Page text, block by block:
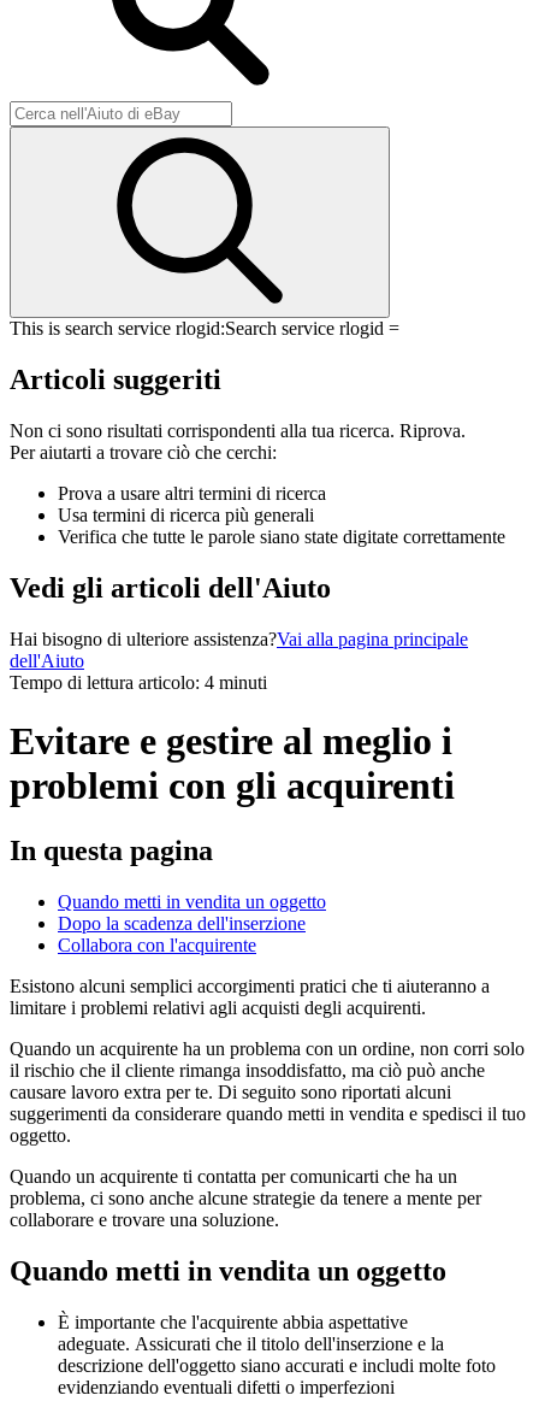
This is search service rlogid:Search service rlogid =
Articoli suggeriti
Non ci sono risultati corrispondenti alla tua ricerca. Riprova.
Per aiutarti a trovare ciò che cerchi:
Prova a usare altri termini di ricerca
Usa termini di ricerca più generali
Verifica che tutte le parole siano state digitate correttamente
Vedi gli articoli dell'Aiuto
Hai bisogno di ulteriore assistenza?Vai alla pagina principale
dell'Aiuto
Tempo di lettura articolo: 4 minuti
Evitare e gestire al meglio i
problemi con gli acquirenti
In questa pagina
Quando metti in vendita un oggetto
Dopo la scadenza dell'inserzione
Collabora con l'acquirente
Esistono alcuni semplici accorgimenti pratici che ti aiuteranno a
limitare i problemi relativi agli acquisti degli acquirenti.
Quando un acquirente ha un problema con un ordine, non corri solo
il rischio che il cliente rimanga insoddisfatto, ma ciò può anche
causare lavoro extra per te. Di seguito sono riportati alcuni
suggerimenti da considerare quando metti in vendita e spedisci il tuo
oggetto.
Quando un acquirente ti contatta per comunicarti che ha un
problema, ci sono anche alcune strategie da tenere a mente per
collaborare e trovare una soluzione.
Quando metti in vendita un oggetto
È importante che l'acquirente abbia aspettative
adeguate. Assicurati che il titolo dell'inserzione e la
descrizione dell'oggetto siano accurati e includi molte foto
evidenziando eventuali difetti o imperfezioni